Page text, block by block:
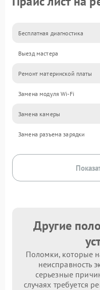
Бесплатная диагностика
Выезд мастера
Ремонт материнской платы
Замена модуля Wi-Fi
Замена камеры
Замена разъема зарядки
Другие
Поломки, которые
неисправность
серьезные
случаях требуется